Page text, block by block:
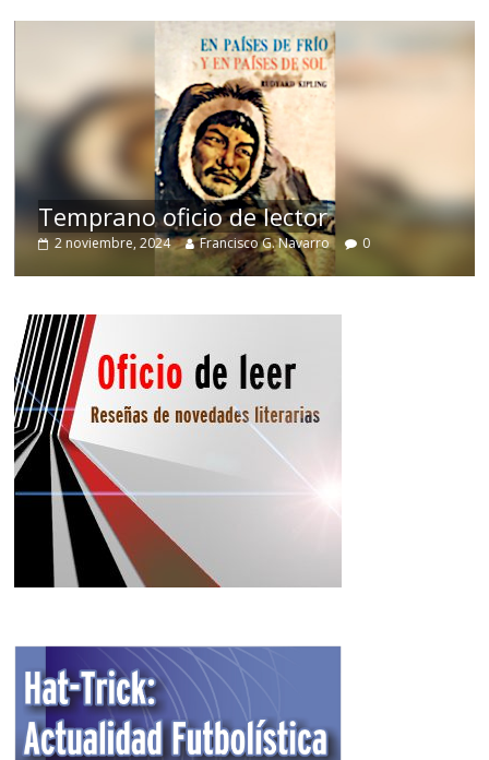
Temprano oficio de lector
2 noviembre, 2024 Francisco G. Navarro 0